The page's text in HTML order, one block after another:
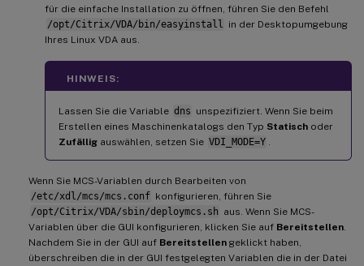
für die einfache Installation zu öffnen, führen Sie den Befehl
/opt/Citrix/VDA/bin/easyinstall
in der Desktopumgebung
Ihres Linux VDA aus.
HINWEIS:
Lassen Sie die Variable dns unspezifiziert. Wenn Sie beim
Erstellen eines Maschinenkatalogs den Typ Statisch oder
Zufällig auswählen, setzen Sie VDI_MODE=Y
Wenn Sie MCS-Variablen durch Bearbeiten von
/etc/xdl/mcs/mcs.conf konfigurieren, führen Sie
/opt/Citrix/VDA/sbin/deploymcs.sh aus. Wenn Sie MCS-
Variablen über die GUI konfigurieren, klicken Sie auf Bereitstellen
Nachdem Sie in der GUI auf Bereitstellen geklickt haben,
überschreiben die in der GUI festgelegten Variablen die in der Datei